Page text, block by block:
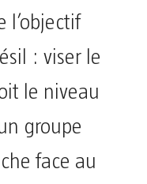
l’objectif
: viser le
le niveau
groupe
face au